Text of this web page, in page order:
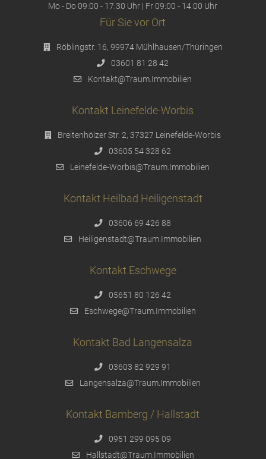
Mo - Do 09:00 - 17:30 Uhr | Fr 09:00 - 14:00 Uhr
Für Sie vor Ort
Röblingstr. 16, 99974 Mühlhausen/Thüringen
03601 81 28 42
Kontakt@Traum.Immobilien
Kontakt Leinefelde-Worbis
Breitenhölzer Str. 2, 37327 Leinefelde-Worbis
03605 54 328 62
Leinefelde-Worbis@Traum.Immobilien
Kontakt Heilbad Heiligenstadt
03606 69 426 88
Heiligenstadt@Traum.Immobilien
Kontakt Eschwege
05651 80 126 42
Eschwege@Traum.Immobilien
Kontakt Bad Langensalza
03603 82 929 91
Langensalza@Traum.Immobilien
Kontakt Bamberg / Hallstadt
0951 299 095 09
Hallstadt@Traum.Immobilien